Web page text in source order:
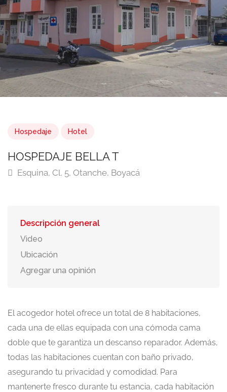
Hospedaje Hotel
HOSPEDAJE BELLA T
Esquina, Cl. 5, Otanche, Boyacá
Descripción general
Video
Ubicación
Agregar una opinión
El acogedor hotel ofrece un total de 8 habitaciones,
cada una de ellas equipada con una cómoda cama
doble que te garantiza un descanso reparador. Además,
todas las habitaciones cuentan con baño privado,
asegurando tu privacidad y comodidad. Para
mantenerte fresco durante tu estancia, cada habitación